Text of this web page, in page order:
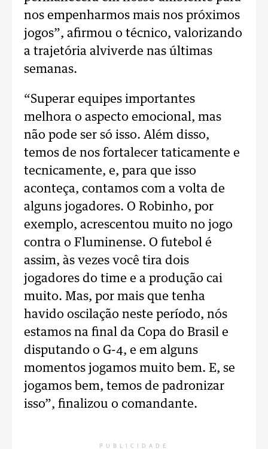
nos empenharmos mais nos próximos
jogos”, afirmou o técnico, valorizando
a trajetória alviverde nas últimas
semanas.
“Superar equipes importantes
melhora o aspecto emocional, mas
não pode ser só isso. Além disso,
temos de nos fortalecer taticamente e
tecnicamente, e, para que isso
aconteça, contamos com a volta de
alguns jogadores. O Robinho, por
exemplo, acrescentou muito no jogo
contra o Fluminense. O futebol é
assim, às vezes você tira dois
jogadores do time e a produção cai
muito. Mas, por mais que tenha
havido oscilação neste período, nós
estamos na final da Copa do Brasil e
disputando o G-4, e em alguns
momentos jogamos muito bem. E, se
jogamos bem, temos de padronizar
isso”, finalizou o comandante.
PUBLICIDADE